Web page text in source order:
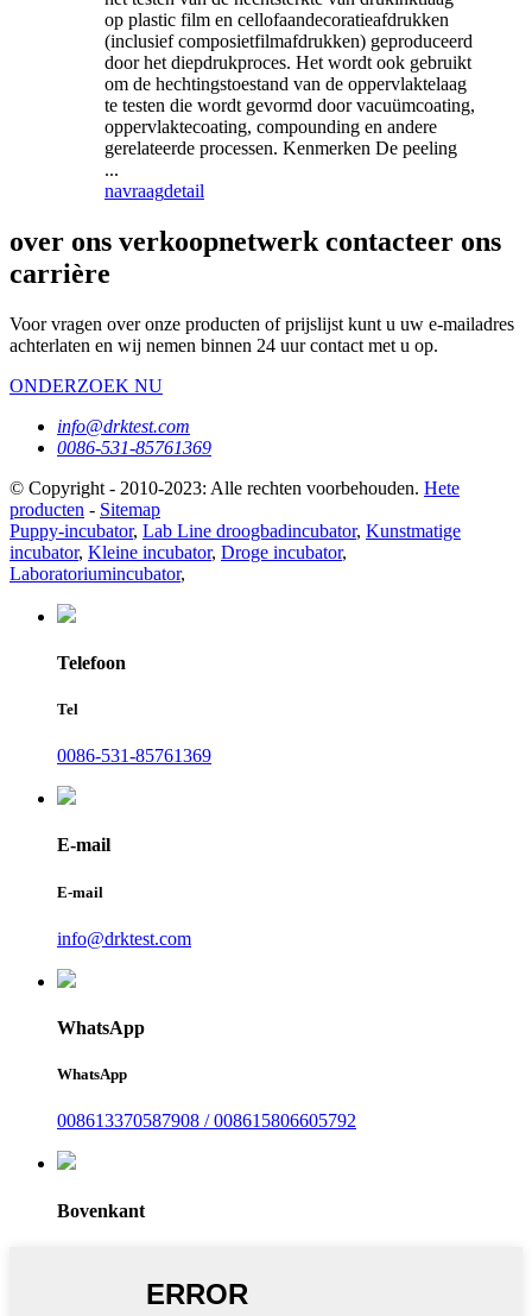
op plastic film en cellofaandecoratieafdrukken
(inclusief composietfilmafdrukken) geproduceerd
door het diepdrukproces. Het wordt ook gebruikt
om de hechtingstoestand van de oppervlaktelaag
te testen die wordt gevormd door vacuümcoating,
oppervlaktecoating, compounding en andere
gerelateerde processen. Kenmerken De peeling
...
navraagdetail
over ons verkoopnetwerk contacteer ons
carrière
Voor vragen over onze producten of prijslijst kunt u uw e-mailadres
achterlaten en wij nemen binnen 24 uur contact met u op.
ONDERZOEK NU
info@drktest.com
0086-531-85761369
© Copyright - 2010-2023: Alle rechten voorbehouden. Hete
producten - Sitemap
Puppy-incubator, Lab Line droogbadincubator, Kunstmatige
incubator, Kleine incubator, Droge incubator,
Laboratoriumincubator,
Telefoon
Tel
0086-531-85761369
E-mail
E-mail
info@drktest.com
WhatsApp
WhatsApp
008613370587908 / 008615806605792
Bovenkant